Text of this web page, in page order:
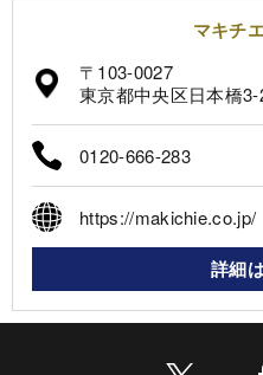
マキチ
〒103-0027
東京都中央区日本橋3-
0120-666-283
https://makichie.co.jp/
詳細